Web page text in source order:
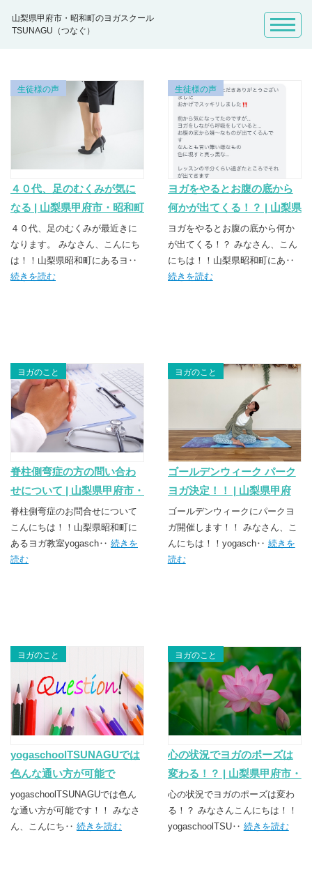
山梨県甲府市・昭和町のヨガスクール
TSUNAGU（つなぐ）
生徒様の声
４０代、足のむくみが気に
なる | 山梨県甲府市・昭和町
のヨガスクール
TSUNAGU（つなぐ）
４０代、足のむくみが最近きに
なります。 みなさん、こんにち
は！！山梨県昭和町にあるヨ‥
続きを読む
生徒様の声
ヨガをやるとお腹の底から
何かが出てくる！？ | 山梨県
甲府市・昭和町のヨガスク
ール TSUNAGU（つなぐ）
ヨガをやるとお腹の底から何か
が出てくる！？ みなさん、こん
にちは！！山梨県昭和町にあ‥
続きを読む
ヨガのこと
脊柱側弯症の方の問い合わ
せについて | 山梨県甲府市・
昭和町のヨガスクール
TSUNAGU（つなぐ）
脊柱側弯症のお問合せについて
こんにちは！！山梨県昭和町に
あるヨガ教室yogasch‥ 続きを
読む
ヨガのこと
ゴールデンウィーク パーク
ヨガ決定！！ | 山梨県甲府
市・昭和町のヨガスクール
TSUNAGU（つなぐ）
ゴールデンウィークにパークヨ
ガ開催します！！ みなさん、こ
んにちは！！yogasch‥ 続きを
読む
ヨガのこと
yogaschoolTSUNAGUでは
色んな通い方が可能で
す！！ | 山梨県甲府市・昭和
町のヨガスクール
TSUNAGU（つなぐ）
yogaschoolTSUNAGUでは色ん
な通い方が可能です！！ みなさ
ん、こんにち‥ 続きを読む
ヨガのこと
心の状況でヨガのポーズは
変わる！？ | 山梨県甲府市・
昭和町のヨガスクール
TSUNAGU（つなぐ）
心の状況でヨガのポーズは変わ
る！？ みなさんこんにちは！！
yogaschoolTSU‥ 続きを読む